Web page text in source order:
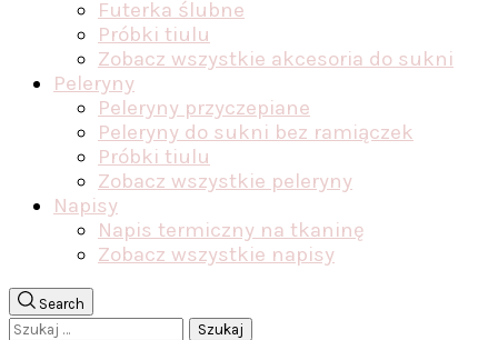
Futerka ślubne
Próbki tiulu
Zobacz wszystkie akcesoria do sukni
Peleryny
Peleryny przyczepiane
Peleryny do sukni bez ramiączek
Próbki tiulu
Zobacz wszystkie peleryny
Napisy
Napis termiczny na tkaninę
Zobacz wszystkie napisy
Search
Szukaj: